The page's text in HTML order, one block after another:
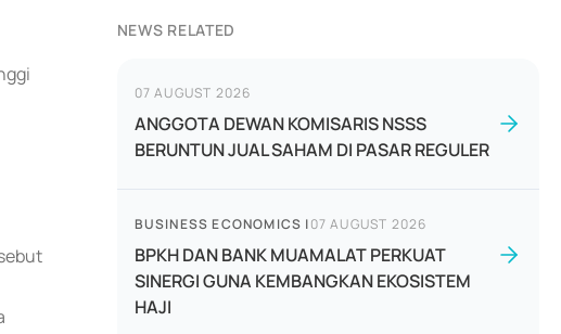
NEWS RELATED
07 AUGUST 2026
ANGGOTA DEWAN KOMISARIS NSSS
BERUNTUN JUAL SAHAM DI PASAR REGULER
BUSINESS ECONOMICS |07 AUGUST 2026
BPKH DAN BANK MUAMALAT PERKUAT
SINERGI GUNA KEMBANGKAN EKOSISTEM
HAJI